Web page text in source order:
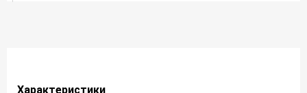
Характеристики